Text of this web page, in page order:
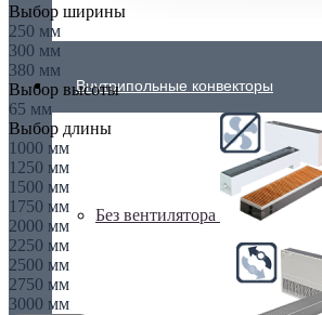
Внутрипольные конвекторы
Без вентилятора
Выбор ширины
250 мм
300 мм
380 мм
Выбор высоты
65 мм
Выбор длины
1000 мм
1250 мм
1500 мм
1750 мм
2000 мм
2250 мм
2500 мм
2750 мм
3000 мм